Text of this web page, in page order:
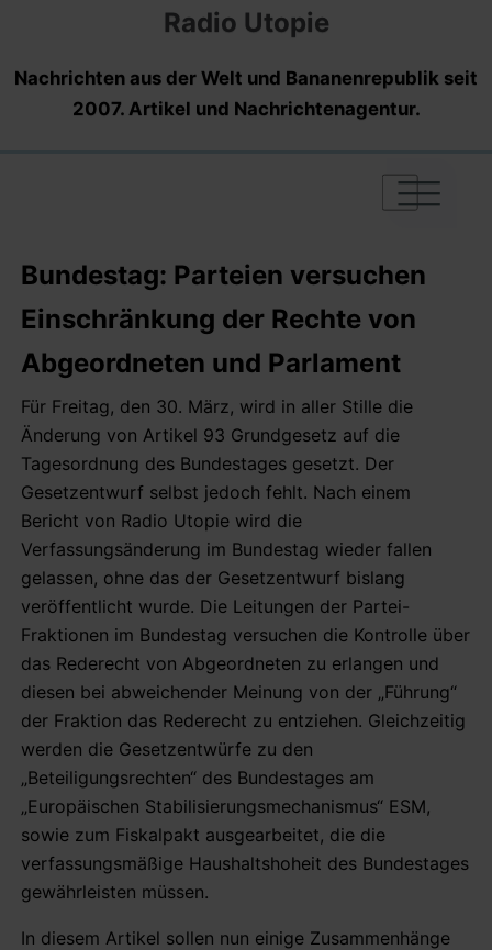
Radio Utopie
Nachrichten aus der Welt und Bananenrepublik seit
2007. Artikel und Nachrichtenagentur.
|
|
|
Bundestag: Parteien versuchen
Einschränkung der Rechte von
Abgeordneten und Parlament
Für Freitag, den 30. März, wird in aller Stille die
Änderung von Artikel 93 Grundgesetz auf die
Tagesordnung des Bundestages gesetzt. Der
Gesetzentwurf selbst jedoch fehlt. Nach einem
Bericht von Radio Utopie wird die
Verfassungsänderung im Bundestag wieder fallen
gelassen, ohne das der Gesetzentwurf bislang
veröffentlicht wurde. Die Leitungen der Partei-
Fraktionen im Bundestag versuchen die Kontrolle über
das Rederecht von Abgeordneten zu erlangen und
diesen bei abweichender Meinung von der „Führung“
der Fraktion das Rederecht zu entziehen. Gleichzeitig
werden die Gesetzentwürfe zu den
„Beteiligungsrechten“ des Bundestages am
„Europäischen Stabilisierungsmechanismus“ ESM,
sowie zum Fiskalpakt ausgearbeitet, die die
verfassungsmäßige Haushaltshoheit des Bundestages
gewährleisten müssen.
In diesem Artikel sollen nun einige Zusammenhänge